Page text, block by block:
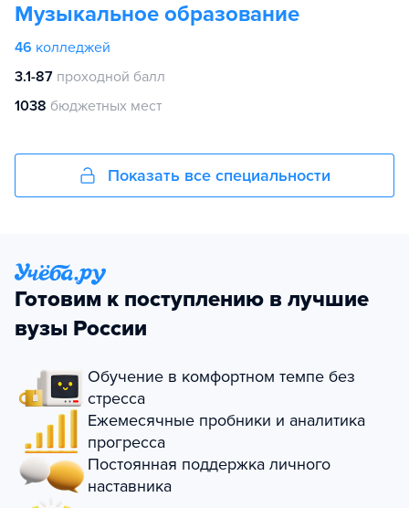
Музыкальное образование
46 колледжей
3.1-87 проходной балл
1038 бюджетных мест
Показать все специальности
Готовим к поступлению в лучшие
вузы России
Обучение в комфортном темпе без
стресса
Ежемесячные пробники и аналитика
прогресса
Постоянная поддержка личного
наставника